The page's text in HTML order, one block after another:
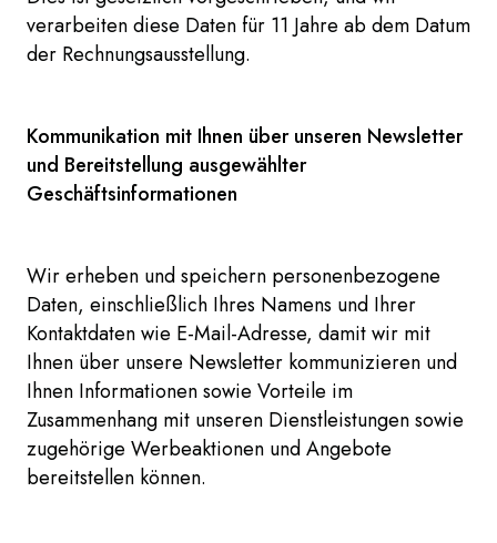
verarbeiten diese Daten für 11 Jahre ab dem Datum
der Rechnungsausstellung.
Kommunikation mit Ihnen über unseren Newsletter
und Bereitstellung ausgewählter
Geschäftsinformationen
Wir erheben und speichern personenbezogene
Daten, einschließlich Ihres Namens und Ihrer
Kontaktdaten wie E-Mail-Adresse, damit wir mit
Ihnen über unsere Newsletter kommunizieren und
Ihnen Informationen sowie Vorteile im
Zusammenhang mit unseren Dienstleistungen sowie
zugehörige Werbeaktionen und Angebote
bereitstellen können.